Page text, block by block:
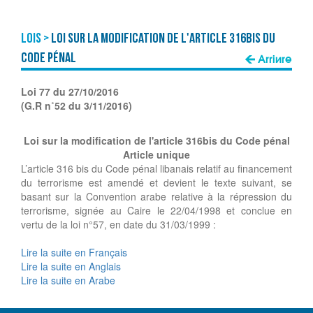
Lois >Loi sur la modification de l'article 316bis du
Code pénal
Arrière
Loi 77 du 27/10/2016
(G.R n˚52 du 3/11/2016)
Loi sur la modification de l'article 316bis du Code pénal
Article unique
L’article 316 bis du Code pénal libanais relatif au financement
du terrorisme est amendé et devient le texte suivant, se
basant sur la Convention arabe relative à la répression du
terrorisme, signée au Caire le 22/04/1998 et conclue en
vertu de la loi n°57, en date du 31/03/1999 :
Lire la suite en Français
Lire la suite en Anglais
Lire la suite en Arabe